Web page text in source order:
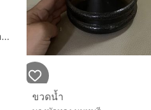
ชุดชา กาแฟ Handpainted Herend Hungary
ขวดน้ำ